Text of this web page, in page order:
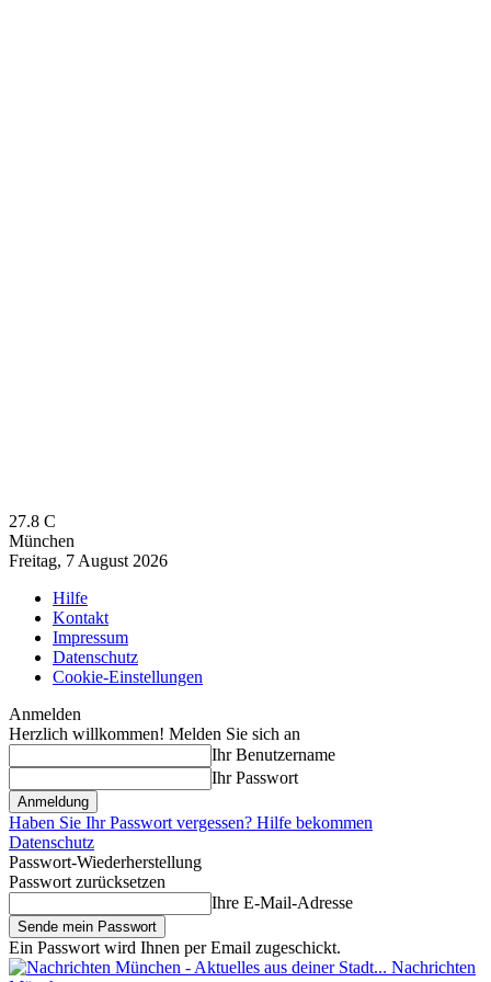
27.8 C
München
Freitag, 7 August 2026
Hilfe
Kontakt
Impressum
Datenschutz
Cookie-Einstellungen
Anmelden
Herzlich willkommen! Melden Sie sich an
Ihr Benutzername
Ihr Passwort
Haben Sie Ihr Passwort vergessen? Hilfe bekommen
Datenschutz
Passwort-Wiederherstellung
Passwort zurücksetzen
Ihre E-Mail-Adresse
Ein Passwort wird Ihnen per Email zugeschickt.
Nachrichten